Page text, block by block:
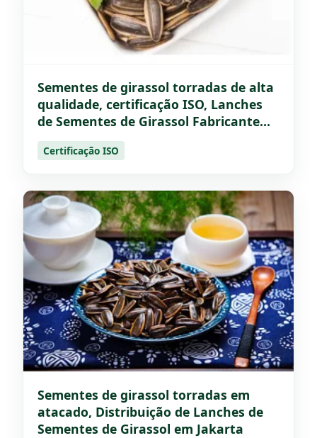
Sementes de girassol torradas de alta
qualidade, certificação ISO, Lanches
de Sementes de Girassol Fabricante
em Jakarta
Certificação ISO
Sementes de girassol torradas em
atacado, Distribuição de Lanches de
Sementes de Girassol em Jakarta